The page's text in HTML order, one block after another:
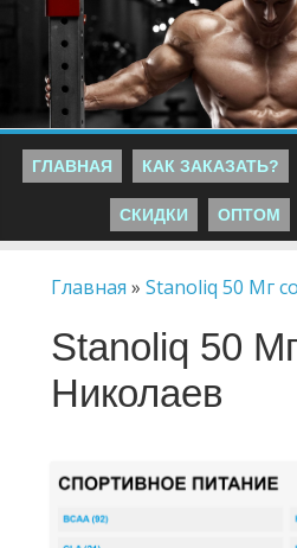
ГЛАВНАЯ КАК ЗАКАЗАТЬ?
СКИДКИ ОПТОМ
Главная »Stanoliq 50 Мг
Stanoliq 50
Николаев